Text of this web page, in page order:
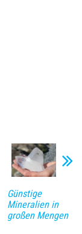
Günstige
Mineralien in
großen Mengen